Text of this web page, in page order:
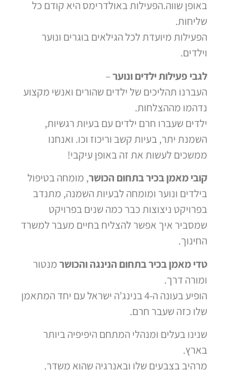
באופן שווה.הפעילות באולדרימס היא קודם כל
שליחות.
הפעילות מיועדת לכל הגילאים בוגרים ונוער
וילדים.
לגבי פעילות ילדים ונוער–
העברנו תהליכים של ילדים שהורים ואנשי מקצוע
נדהמו מההצלחות.
ילדים שעברו חרם ילדים עם בעיות רגשיות,
השמנת יתר, בעיות קשב וריכוז וכו. ואנחנו
ממשכים לעשות את זה באופן עיקבי!
קובי מאמן בכיר בתחום הכושר, מומחה בטיפול
בילדים ונוער ומומחה לבעיות השמנה, מתנדב
בפרויקט ניצוצות כבר כמה שנים בפרויקט
שמסביר איך אפשר להצליח בחיים מעבר למשרד
החינוך.
טדי מאמן בכיר בתחום הנינגה והכושרמנטור
ומורה דרך.
הופיע בעונה ה-4 בנינג'ה ישראל עם יחד המתאמן
שלו כזה שעבר חרם.
שנינו בעלים ומנהלי המתחם היפיפיה ביותר
בארץ.
מרהיב בצבעים שלו ובאנרגיה שהוא משדר.